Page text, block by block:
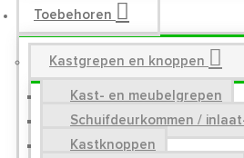
Toebehoren
Kastgrepen en knoppen
Kast- en meubelgrepen
Schuifdeurkommen /
Kastknoppen